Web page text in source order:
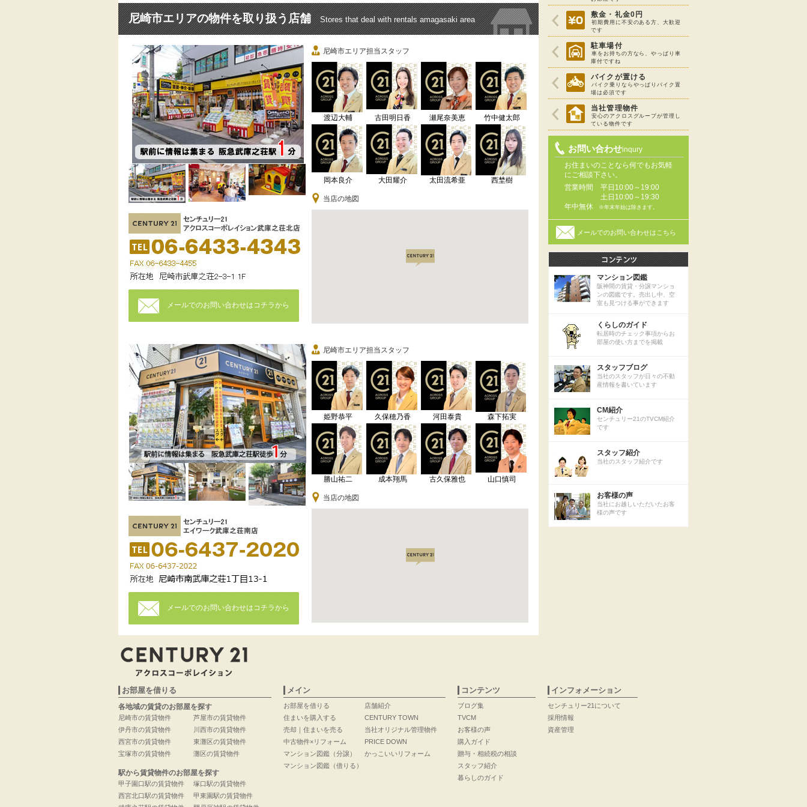
尼崎市エリアの物件を取り扱う店舗 Stores that deal with rentals amagasaki area
メールでのお問い合わせはコチラから
尼崎市エリア担当スタッフ
渡辺大輔 古田明日香 瀬尾奈美恵 竹中健太郎
岡本良介 大田耀介 太田流希亜 西埜樹
当店の地図
メールでのお問い合わせはコチラから
尼崎市エリア担当スタッフ
姫野恭平 久保穂乃香 河田泰貴 森下拓実
勝山祐二 成本翔馬 古久保雅也 山口慎司
当店の地図
敷金・礼金0円
初期費用に不安のある方、大歓迎
です
駐車場付
車をお持ちの方なら、やっぱり車
庫付ですね
バイクが置ける
バイク乗りならやっぱりバイク置
場は必須です
当社管理物件
安心のアクロスグループが管理し
ている物件です
お問い合わせinqury
お住まいのことなら何でもお気軽
にご相談下さい。
営業時間
平日10:00～19:00
土日10:00～19:30
年中無休
※年末年始は除きます。
メールでのお問い合わせはこちら
マンション図鑑
阪神間の賃貸・分譲マンショ
ンの図鑑です。売出し中、空
室も見つける事ができます
くらしのガイド
転居時のチェック事項からお
部屋の使い方までを掲載
スタッフブログ
当社のスタッフが日々の不動
産情報を書いています
CM紹介
センチュリー21のTVCM紹介
です
スタッフ紹介
当社のスタッフ紹介です
お客様の声
当社にお越しいただいたお客
様の声です
お部屋を借りる
各地域の賃貸のお部屋を探す
尼崎市の賃貸物件
伊丹市の賃貸物件
西宮市の賃貸物件
宝塚市の賃貸物件
芦屋市の賃貸物件
川西市の賃貸物件
東灘区の賃貸物件
灘区の賃貸物件
駅から賃貸物件のお部屋を探す
甲子園口駅の賃貸物件
西宮北口駅の賃貸物件
塚口駅の賃貸物件
甲東園駅の賃貸物件
メイン
お部屋を借りる
住まいを購入する
売却｜住まいを売る
中古物件×リフォーム
マンション図鑑（分譲）
マンション図鑑（借りる）
店舗紹介
CENTURY TOWN
当社オリジナル管理物件
PRICE DOWN
かっこいいリフォーム
コンテンツ
ブログ集
TVCM
お客様の声
購入ガイド
贈与・相続税の相談
スタッフ紹介
暮らしのガイド
インフォメーション
センチュリー21について
採用情報
資産管理